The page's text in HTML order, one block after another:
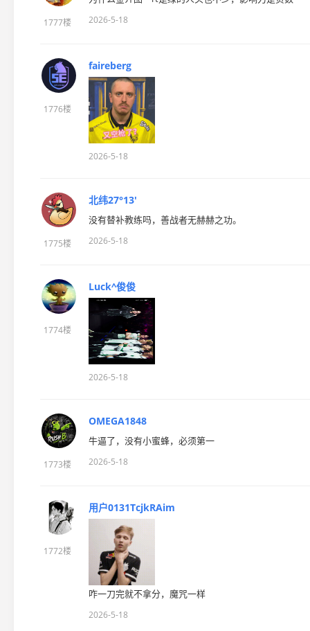
1777楼 2026-5-18
1776楼
faireberg
2026-5-18
1775楼
北纬27°13′
没有替补教练吗，善战者无赫赫之功。
2026-5-18
1774楼
Luck^俊俊
2026-5-18
1773楼
OMEGA1848
牛逼了，没有小蜜蜂，必须第一
2026-5-18
1772楼
用户0131TcjkRAim
咋一刀完就不拿分，魔咒一样
2026-5-18